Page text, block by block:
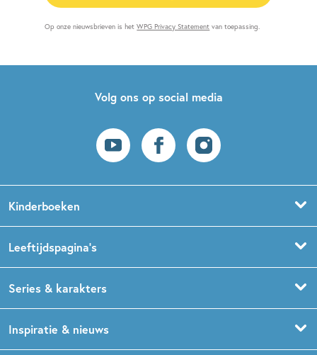
Op onze nieuwsbrieven is hetWPG Privacy Statement van toepassing.
Volg ons op social media
Kinderboeken
Prentenboeken
Babyboeken
Leeftijdspagina’s
Boekentips 1,5 - 3 jaar
Series & karakters
Dog Man
Inspiratie & nieuws